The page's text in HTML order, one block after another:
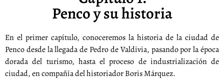
Penco y su historia
En el primer capítulo, conoceremos la historia de la ciudad de
Penco desde la llegada de Pedro de Valdivia, pasando por la época
dorada del turismo, hasta el proceso de industrialización de
ciudad, en compañía del historiador Boris Márquez.